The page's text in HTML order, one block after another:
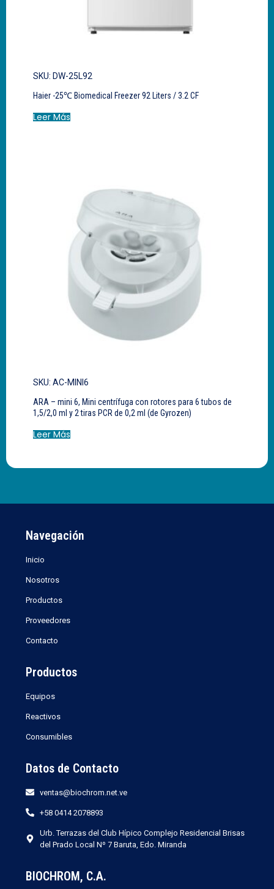
SKU: DW-25L92
Haier -25℃ Biomedical Freezer 92 Liters / 3.2 CF
Leer Más
SKU: AC-MINI6
ARA – mini 6, Mini centrífuga con rotores para 6 tubos de
1,5/2,0 ml y 2 tiras PCR de 0,2 ml (de Gyrozen)
Leer Más
Navegación
Inicio
Nosotros
Productos
Proveedores
Contacto
Productos
Equipos
Reactivos
Consumibles
Datos de Contacto
ventas@biochrom.net.ve
+58 0414 2078893
Urb. Terrazas del Club Hípico Complejo Residencial Brisas
del Prado Local Nº 7 Baruta, Edo. Miranda
BIOCHROM, C.A.